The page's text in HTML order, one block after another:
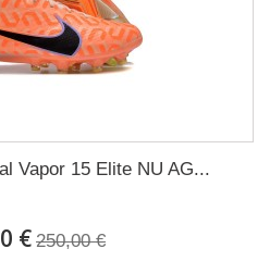
Vapor 15 Elite NU AG...
€ 250,00 €